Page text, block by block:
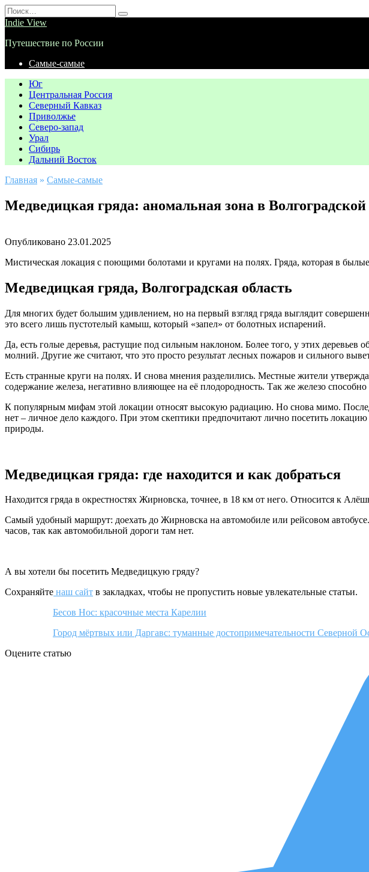
Перейти
к
Search
for:
Indie View
Путешествие по России
Самые-самые
Юг
Центральная Россия
Северный Кавказ
Приволжье
Северо-запад
Урал
Сибирь
Дальний Восток
Главная » Самые-самые
Медведицкая гряда: аномальная зона в Волгоградской
Опубликовано 23.01.2025
Мистическая локация с поющими болотами и кругами на полях. Гряда, которая в
Медведицкая гряда, Волгоградская область
Для многих будет большим удивлением, но на первый взгляд гряда выглядит
это всего лишь пустотелый камыш, который «запел» от болотных испарений.
Да, есть голые деревья, растущие под сильным наклоном. Более того, у этих
молний. Другие же считают, что это просто результат лесных пожаров и сильного
Есть странные круги на полях. И снова мнения разделились. Местные жители
содержание железа, негативно влияющее на её плодородность. Так же железо
К популярным мифам этой локации относят высокую радиацию. Но снова мимо.
нет – личное дело каждого. При этом скептики предпочитают лично посетить
природы.
Медведицкая гряда: где находится и как добраться
Находится гряда в окрестностях Жирновска, точнее, в 18 км от него. Относится к
Самый удобный маршрут: доехать до Жирновска на автомобиле или рейсовом
часов, так как автомобильной дороги там нет.
А вы хотели бы посетить Медведицкую гряду?
Сохраняйте наш сайт в закладках, чтобы не пропустить новые увлекательные статьи.
Бесов Нос: красочные места Карелии
Город мёртвых или Даргавс: туманные достопримечательности Северной
Оцените статью